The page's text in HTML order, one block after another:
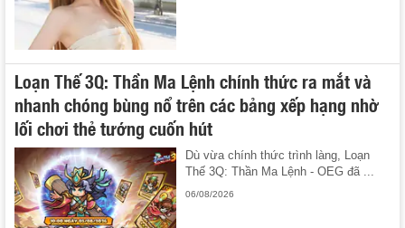
Loạn Thế 3Q: Thần Ma Lệnh chính thức ra mắt và
nhanh chóng bùng nổ trên các bảng xếp hạng nhờ
lối chơi thẻ tướng cuốn hút
Dù vừa chính thức trình làng, Loạn
Thế 3Q: Thần Ma Lệnh - OEG đã ...
06/08/2026